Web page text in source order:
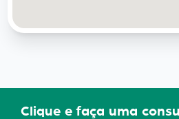
Clique e faça uma